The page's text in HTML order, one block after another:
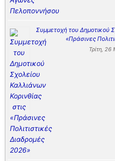
Συμμετοχή του Δημοτικού
«Πράσινες
Τρίτη,